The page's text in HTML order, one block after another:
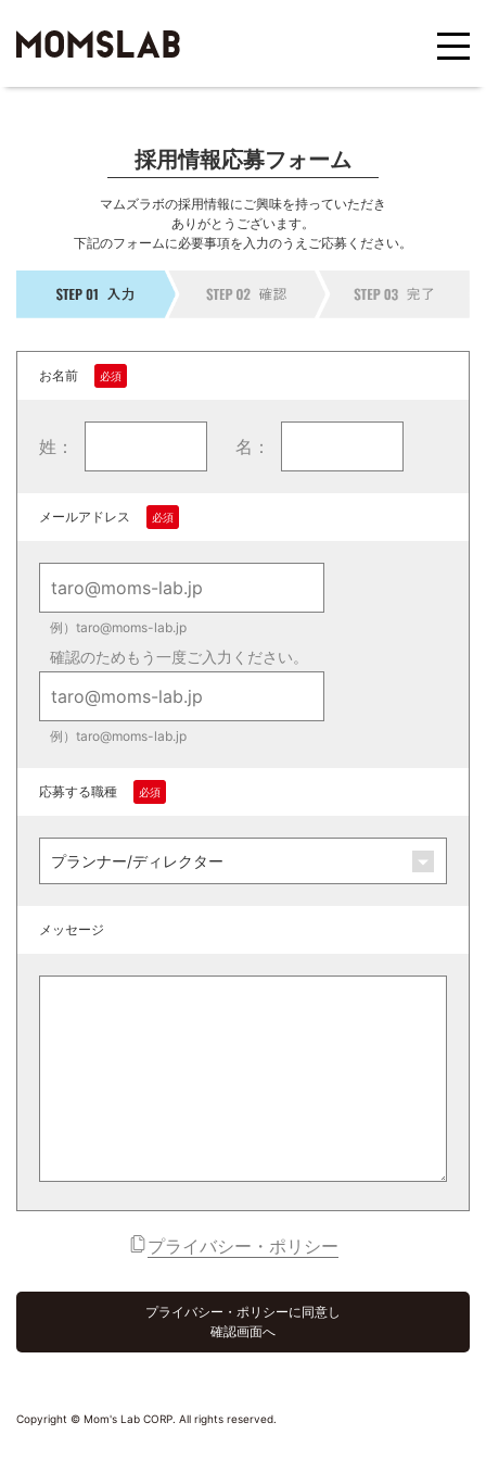
採用情報応募フォーム
マムズラボの採用情報にご興味を持っていただき
ありがとうございます。
下記のフォームに必要事項を入力のうえご応募ください。
お名前
姓： 名：
メールアドレス
例）taro@moms-lab.jp
確認のためもう一度ご入力ください。
例）taro@moms-lab.jp
応募する職種
メッセージ
プライバシー・ポリシー
プライバシー・ポリシーに同意し
確認画面へ
Copyright © Mom's Lab CORP. All rights reserved.